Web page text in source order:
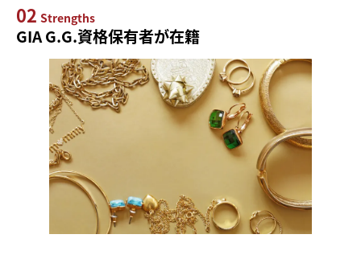
02 Strengths
GIA G.G.資格保有者が在籍